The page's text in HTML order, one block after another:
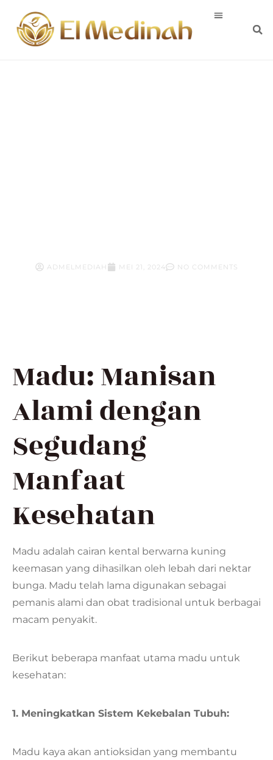
ADMELMEDIAH MEI 21, 2024 NO COMMENTS
Madu: Manisan
Alami dengan
Segudang
Manfaat
Kesehatan
Madu adalah cairan kental berwarna kuning
keemasan yang dihasilkan oleh lebah dari nektar
bunga. Madu telah lama digunakan sebagai
pemanis alami dan obat tradisional untuk berbagai
macam penyakit.
Berikut beberapa manfaat utama madu untuk
kesehatan:
1. Meningkatkan Sistem Kekebalan Tubuh:
Madu kaya akan antioksidan yang membantu